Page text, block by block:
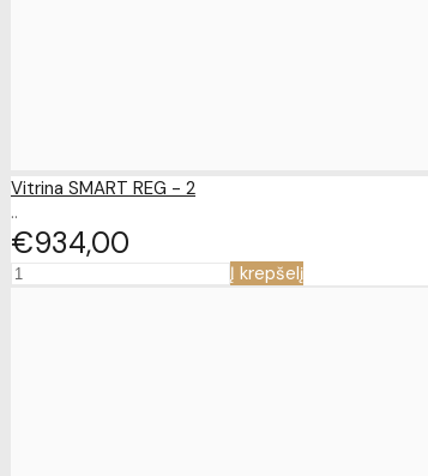
Vitrina SMART REG - 2
..
€93400
Į krepšelį